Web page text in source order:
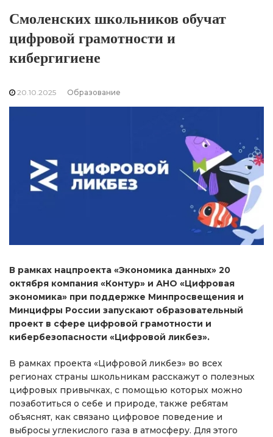
Смоленских школьников обучат
цифровой грамотности и
кибергигиене
20.10.2025 Образование
В рамках нацпроекта «Экономика данных» 20
октября компания «Контур» и АНО «Цифровая
экономика» при поддержке Минпросвещения и
Минцифры России запускают образовательный
проект в сфере цифровой грамотности и
кибербезопасности «Цифровой ликбез».
В рамках проекта «Цифровой ликбез» во всех
регионах страны школьникам расскажут о полезных
цифровых привычках, с помощью которых можно
позаботиться о себе и природе, также ребятам
объяснят, как связано цифровое поведение и
выбросы углекислого газа в атмосферу. Для этого